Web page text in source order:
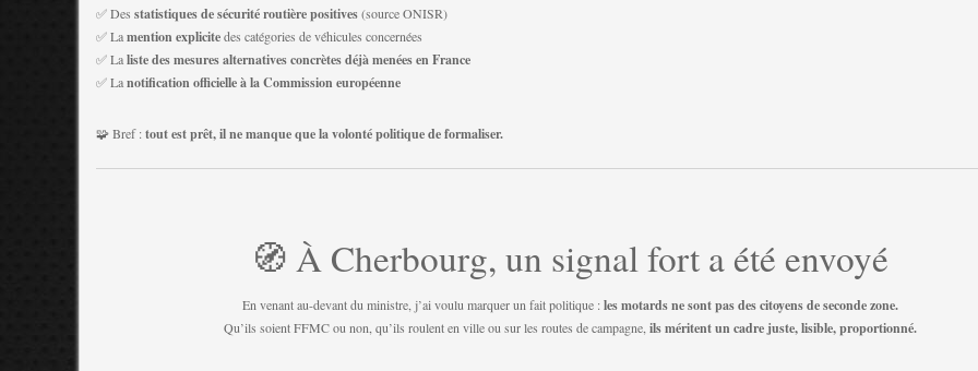
✅ Des statistiques de sécurité routière positives(source ONISR)
✅ Lamention explicitedes catégories de véhicules concernées
✅ Laliste des mesures alternatives concrètes déjà menées en France
✅ Lanotification officielle à la Commission européenne
🧩 Bref :tout est prêt, il ne manque que la volonté politique de formaliser.
🧭 À Cherbourg, un signal fort a été envoyé
En venant au-devant du ministre, j’ai voulu marquer un fait politique :les motards ne sont pas des citoyens de seconde zone.
Qu’ils soient FFMC ou non, qu’ils roulent en ville ou sur les routes de campagne, ils méritent un cadre juste, lisible, proportionné.